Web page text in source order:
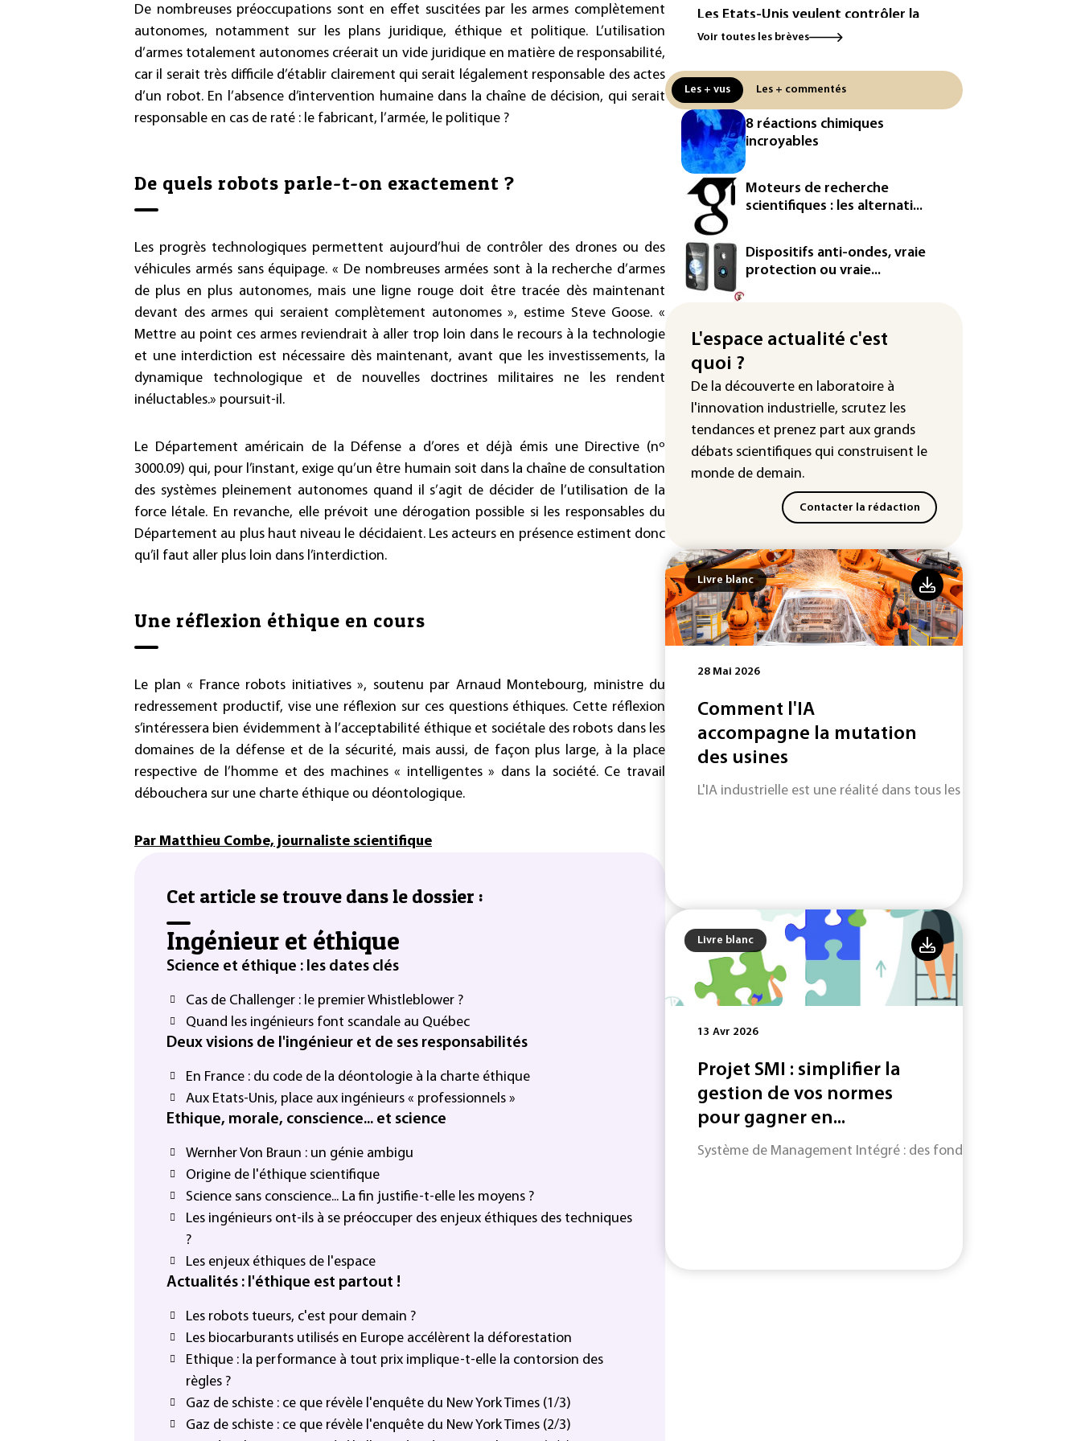
De nombreuses préoccupations sont en effet suscitées par les armes complètement
autonomes, notamment sur les plans juridique, éthique et politique. L’utilisation
d’armes totalement autonomes créerait un vide juridique en matière de responsabilité,
car il serait très difficile d’établir clairement qui serait légalement responsable des actes
d’un robot. En l’absence d’intervention humaine dans la chaîne de décision, qui serait
responsable en cas de raté : le fabricant, l’armée, le politique ?
De quels robots parle-t-on exactement ?
Les progrès technologiques permettent aujourd’hui de contrôler des drones ou des
véhicules armés sans équipage. « De nombreuses armées sont à la recherche d’armes
de plus en plus autonomes, mais une ligne rouge doit être tracée dès maintenant
devant des armes qui seraient complètement autonomes », estime Steve Goose. «
Mettre au point ces armes reviendrait à aller trop loin dans le recours à la technologie
et une interdiction est nécessaire dès maintenant, avant que les investissements, la
dynamique technologique et de nouvelles doctrines militaires ne les rendent
inéluctables.» poursuit-il.
Le Département américain de la Défense a d’ores et déjà émis une Directive (nº
3000.09) qui, pour l’instant, exige qu’un être humain soit dans la chaîne de consultation
des systèmes pleinement autonomes quand il s’agit de décider de l’utilisation de la
force létale. En revanche, elle prévoit une dérogation possible si les responsables du
Département au plus haut niveau le décidaient. Les acteurs en présence estiment donc
qu’il faut aller plus loin dans l’interdiction.
Une réflexion éthique en cours
Le plan « France robots initiatives », soutenu par Arnaud Montebourg, ministre du
redressement productif, vise une réflexion sur ces questions éthiques. Cette réflexion
s’intéressera bien évidemment à l’acceptabilité éthique et sociétale des robots dans les
domaines de la défense et de la sécurité, mais aussi, de façon plus large, à la place
respective de l’homme et des machines « intelligentes » dans la société. Ce travail
débouchera sur une charte éthique ou déontologique.
Par Matthieu Combe, journaliste scientifique
Cet article se trouve dans le dossier :
Ingénieur et éthique
Science et éthique : les dates clés
Cas de Challenger : le premier Whistleblower ?
Quand les ingénieurs font scandale au Québec
Deux visions de l'ingénieur et de ses responsabilités
En France : du code de la déontologie à la charte éthique
Aux Etats-Unis, place aux ingénieurs « professionnels »
Ethique, morale, conscience... et science
Wernher Von Braun : un génie ambigu
Origine de l'éthique scientifique
Science sans conscience... La fin justifie-t-elle les moyens ?
Les ingénieurs ont-ils à se préoccuper des enjeux éthiques des techniques
?
Les enjeux éthiques de l'espace
Actualités : l'éthique est partout !
Les robots tueurs, c'est pour demain ?
Les biocarburants utilisés en Europe accélèrent la déforestation
Ethique : la performance à tout prix implique-t-elle la contorsion des
règles ?
Gaz de schiste : ce que révèle l'enquête du New York Times (1/3)
Gaz de schiste : ce que révèle l'enquête du New York Times (2/3)
Les Etats-Unis veulent contrôler la
production d'un composant des
solaires
Washington étend le contrôle des
réseaux sociaux des étrangers
demandeurs de visas
Rugby: le Stade français victime
d'une cyberattaque
Enquête ouverte après la fuite des
données de 300.000 clients
d'Intermarché
La Slovaquie enregistre un record
absolu de 42,2°C (services
Paris : une trentaine de membres
d'un canal Telegram masculiniste
convoqués devant la justice
Jeux vidéo: le très attendu "GTA
VI" promet d'en dévoiler plus sur
Netflix le 27 août
Voir toutes les brèves
Les + vus Les + commentés
8 réactions chimiques
incroyables
Moteurs de recherche
scientifiques : les alternati...
Dispositifs anti-ondes, vraie
protection ou vraie...
L'espace actualité c'est
quoi ?
De la découverte en laboratoire à
l'innovation industrielle, scrutez les
tendances et prenez part aux grands
débats scientifiques qui construisent le
monde de demain.
Contacter la rédaction
Livre blanc
28 Mai 2026
Comment l'IA
accompagne la mutation
des usines
L'IA industrielle est une réalité dans tous les secteurs d'activité.
Livre blanc
13 Avr 2026
Projet SMI : simplifier la
gestion de vos normes
pour gagner en...
Système de Management Intégré : des fondamentaux du SMI